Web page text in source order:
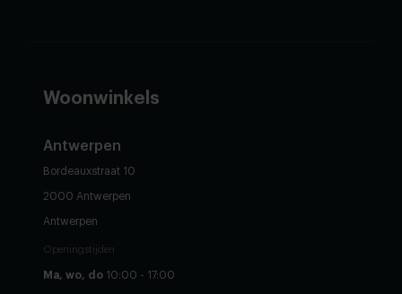
Woonwinkels
Antwerpen
Bordeauxstraat 10
2000 Antwerpen
Antwerpen
Openingstijden
Ma, wo, do 10:00 - 17:00